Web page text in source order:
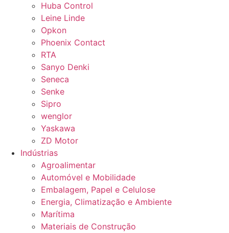
Huba Control
Leine Linde
Opkon
Phoenix Contact
RTA
Sanyo Denki
Seneca
Senke
Sipro
wenglor
Yaskawa
ZD Motor
Indústrias
Agroalimentar
Automóvel e Mobilidade
Embalagem, Papel e Celulose
Energia, Climatização e Ambiente
Marítima
Materiais de Construção